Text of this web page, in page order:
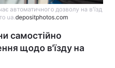
автоматичного дозволу на в'їзд
ua.depositphotos.com
самостійно
щодо в'їзду на